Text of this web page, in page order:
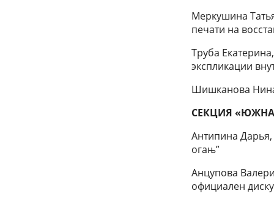
Меркушина
печати на
Труба
экспликации
Шишканова
СЕКЦИЯ
Антипина
огањ”
Анцупова
официален